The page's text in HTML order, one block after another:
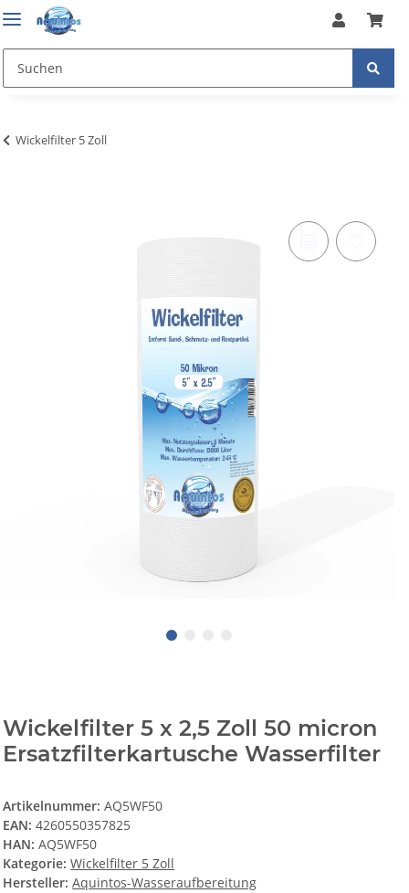
Wickelfilter 5 Zoll
Wickelfilter 5 x 2,5 Zoll 50 micron
Ersatzfilterkartusche Wasserfilter
Artikelnummer:AQ5WF50
EAN: 4260550357825
HAN: AQ5WF50
Kategorie:Wickelfilter 5 Zoll
Hersteller: Aquintos-Wasseraufbereitung